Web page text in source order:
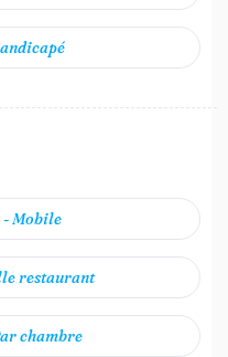
Mobile
restaurant
chambre